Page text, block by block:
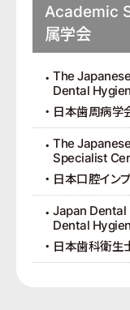
Academic
属学会
The
Dental
The
Specialist
Japan Dental
Dental
日本歯周病学
日本口腔イン
日本歯科衛生